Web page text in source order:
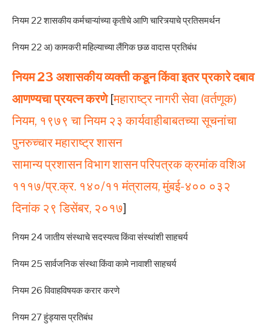
नियम 22 शासकीय कर्मचाऱ्यांच्या कृतीचे आणि चारित्र्याचे प्रतिसमर्थन
नियम 22 अ) कामकरी महिल्याच्या लैंगिक छळ वादास प्रतिबंध
नियम 23 अशासकीय व्यक्ती कडून किंवा इतर प्रकारे दबाव
आणण्यचा प्रयत्न करणे[महाराष्ट्र नागरी सेवा (वर्तणूक)
नियम, १९७९ चा नियम २३ कार्यवाहीबाबतच्या सूचनांचा
पुनरुच्चार महाराष्ट्र शासन
सामान्य प्रशासन विभाग शासन परिपत्रक क्रमांक वशिअ
१११७/प्र.क्र. १४०/११ मंत्रालय, मुंबई-४०० ०३२
दिनांक २९ डिसेंबर, २०१७]
नियम 24 जातीय संस्थाचे सदस्यत्व किंवा संस्थांशी साहचर्य
नियम 25 सार्वजनिक संस्था किंवा कामे नावाशी साहचर्य
नियम 26 विवाहविषयक करार करणे
नियम 27 हुंड्यास प्रतिबंध